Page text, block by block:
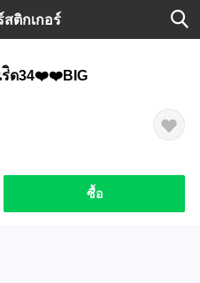
สติกเกอร์
ร่ิด34❤️❤️BIG
ซื้อ